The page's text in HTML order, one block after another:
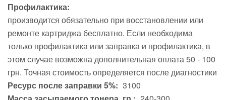
Профилактика:
производится обязательно при восстановлении или
ремонте картриджа бесплатно. Если необходима
только профилактика или заправка и профилактика, в
этом случае возможна дополнительная оплата 50 - 100
грн. Точная стоимость определяется после диагностики
Ресурс после заправки 5%: 3100